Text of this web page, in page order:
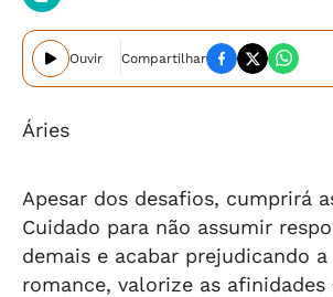
Ouvir Compartilhar
Áries
Apesar dos desafios, cumprirá
Cuidado para não assumir
demais e acabar prejudicando a
romance, valorize as